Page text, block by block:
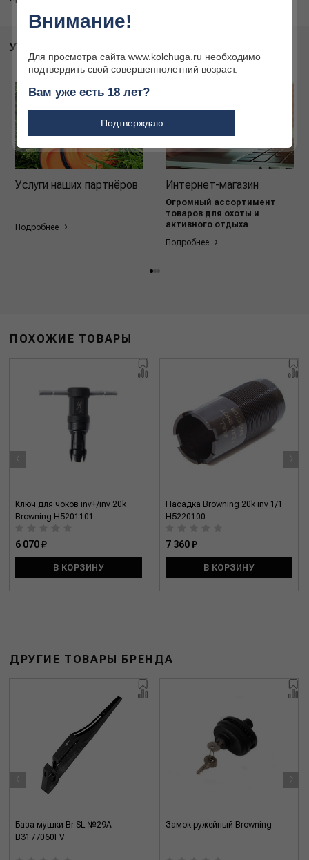
УСЛУГИ
Услуги наших партнёров
Подробнее
Интернет-магазин
Огромный ассортимент
товаров для охоты и
активного отдыха
Подробнее
ПОХОЖИЕ ТОВАРЫ
Ключ для чоков inv+/inv 20k
Browning H5201101
6 070 ₽
В КОРЗИНУ
Насадка Browning 20k inv 1/1
Н5220100
7 360 ₽
В КОРЗИНУ
‹ ›
ДРУГИЕ ТОВАРЫ БРЕНДА
База мушки Br SL №29A
B3177060FV
Замок ружейный Browning
‹ ›
Внимание!
Для просмотра сайта www.kolchuga.ru необходимо
подтвердить свой совершеннолетний возраст.
Вам уже есть 18 лет?
Подтверждаю